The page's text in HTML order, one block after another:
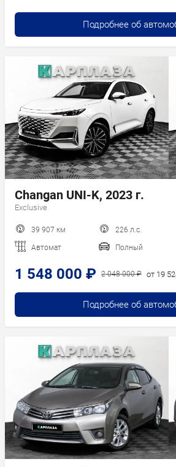
Подробнее об
Changan UNI-K, 2023 г.
Exclusive
39 907 км 226 л.с.
Автомат Полный
1 548 000 ₽ 2 048 000 ₽ от 19
Подробнее об